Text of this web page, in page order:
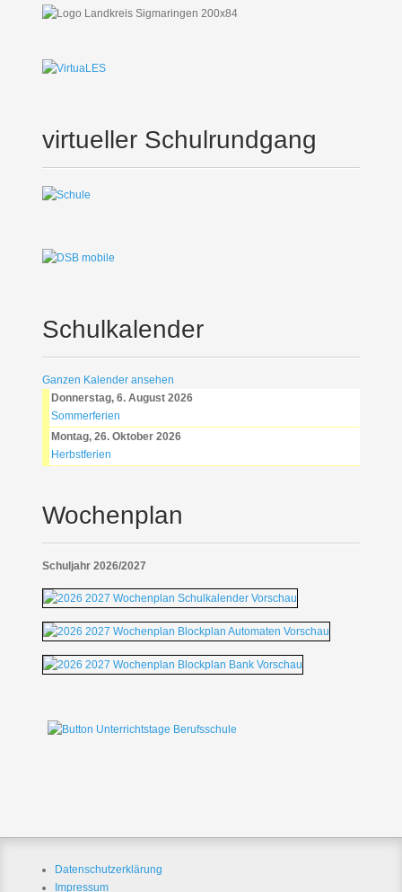
virtueller Schulrundgang
Schulkalender
Ganzen Kalender ansehen
Donnerstag, 6. August 2026
Sommerferien
Montag, 26. Oktober 2026
Herbstferien
Wochenplan
Schuljahr 2026/2027
Datenschutzerklärung
Impressum